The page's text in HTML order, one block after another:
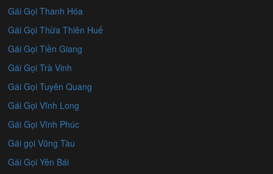
Gái Gọi Thanh Hóa
Gái Gọi Thừa Thiên Huế
Gái Gọi Tiền Giang
Gái Gọi Trà Vinh
Gái Gọi Tuyên Quang
Gái Gọi Vĩnh Long
Gái Gọi Vĩnh Phúc
Gái gọi Vũng Tàu
Gái Gọi Yên Bái